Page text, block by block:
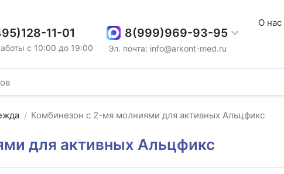
11-01
с 10:00 до 19:00
8(999)969-93-95
Эл. почта: info@arkont-med.ru
О нас
Комбинезон с 2-мя молниями для активных Альцфикс
для активных Альцфикс